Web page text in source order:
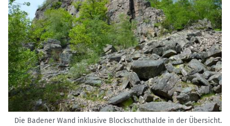
Die Badener Wand inklusive Blockschutthalde in der Übersicht.